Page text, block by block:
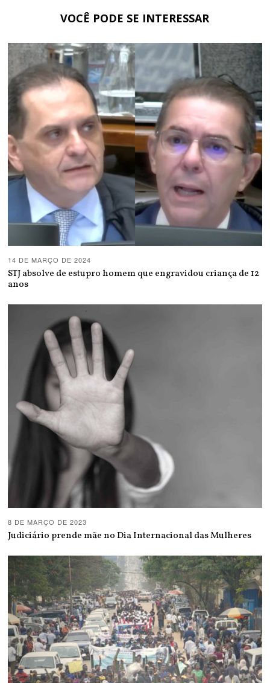
VOCÊ PODE SE INTERESSAR
14 DE MARÇO DE 2024
STJ absolve de estupro homem que engravidou criança de 12
anos
8 DE MARÇO DE 2023
Judiciário prende mãe no Dia Internacional das Mulheres